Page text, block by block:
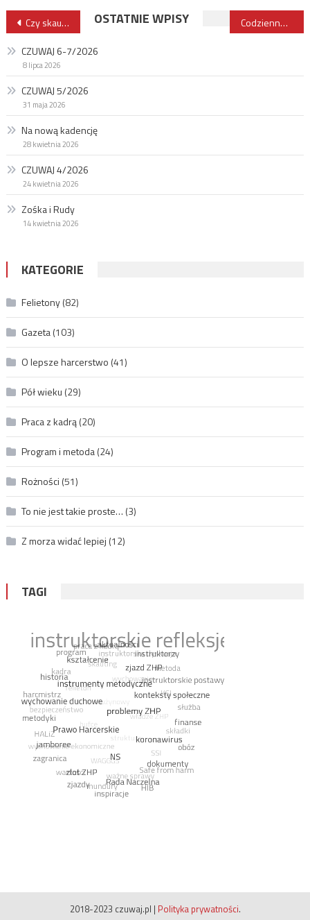
Nawigacja
wpisu
Czy skauting jest jeszcze dla chłopców? Codzienne wyzwania komend hufców
OSTATNIE WPISY
CZUWAJ 6-7/2026
8 lipca 2026
CZUWAJ 5/2026
31 maja 2026
Na nową kadencję
28 kwietnia 2026
CZUWAJ 4/2026
24 kwietnia 2026
Zośka i Rudy
14 kwietnia 2026
KATEGORIE
Felietony(82)
Gazeta(103)
O lepsze harcerstwo (41)
Pół wieku (29)
Praca z kadrą(20)
Program i metoda(24)
Rożności (51)
To nie jest takie proste… (3)
Z morza widać lepiej (12)
TAGI
2018-2023 czuwaj.pl | Polityka prywatności.